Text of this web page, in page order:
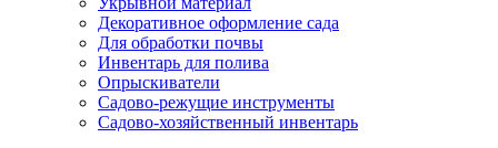
Декоративное оформление сада
Для обработки почвы
Инвентарь для полива
Опрыскиватели
Садово-режущие инструменты
Садово-хозяйственный инвентарь